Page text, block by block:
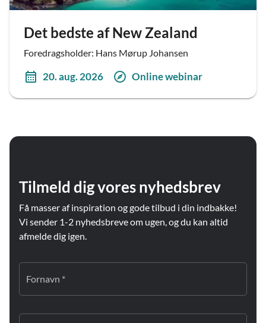
Det bedste af New Zealand
Foredragsholder: Hans Mørup Johansen
20. aug. 2026 Online webinar
Tilmeld dig vores nyhedsbrev
Få masser af inspiration og gode tilbud i din indbakke!
Vi sender 1-2 nyhedsbreve om ugen, og du kan altid
afmelde dig igen.
Fornavn *